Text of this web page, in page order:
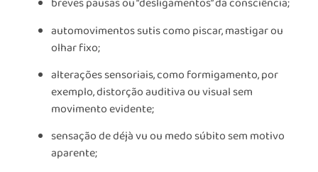
automovimentos sutis como piscar, mastigar ou
olhar fixo;
alterações sensoriais, como formigamento, por
exemplo, distorção auditiva ou visual sem
movimento evidente;
sensação de déjà vu ou medo súbito sem motivo
aparente;